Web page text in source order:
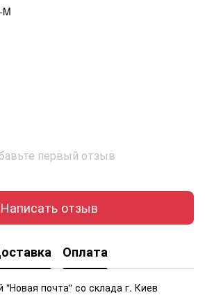
M
первый отзыв
Написать отзыв
Оплата
"Новая почта" со склада г. Киев